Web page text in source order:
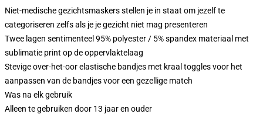
Niet-medische gezichtsmaskers stellen je in staat om jezelf te
categoriseren zelfs als je je gezicht niet mag presenteren
Twee lagen sentimenteel 95% polyester / 5% spandex materiaal met
sublimatie print op de oppervlaktelaag
Stevige over-het-oor elastische bandjes met kraal toggles voor het
aanpassen van de bandjes voor een gezellige match
Was na elk gebruik
Alleen te gebruiken door 13 jaar en ouder